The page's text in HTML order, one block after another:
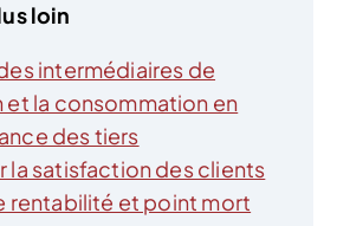
loin
intermédiaires de
et la consommation en
des tiers
la satisfaction des clients
rentabilité et point mort